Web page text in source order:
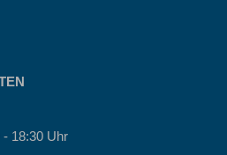
- 18:30 Uhr